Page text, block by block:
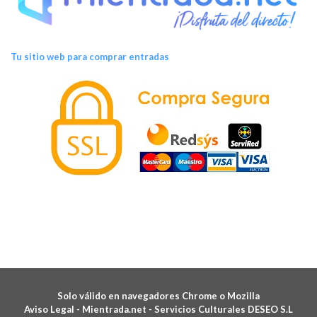
Tu sitio web para comprar entradas
Solo válido en navegadores Chrome o Mozilla
Aviso Legal - Mientrada.net - Servicios Culturales DESEO S.L